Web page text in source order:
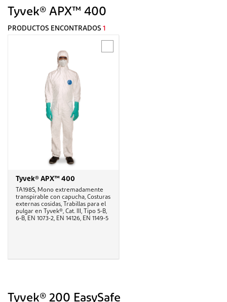
Tyvek® APX™ 400
PRODUCTOS ENCONTRADOS 1
Tyvek® APX™ 400
TA198S, Mono extremadamente
transpirable con capucha, Costuras
externas cosidas, Trabillas para el
pulgar en Tyvek®, Cat. III, Tipo 5-B,
6-B, EN 1073-2, EN 14126, EN 1149-5
Tyvek® 200 EasySafe